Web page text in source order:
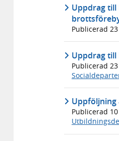
Uppdrag
Publicerad
Uppdrag
Publicerad
Publicerad